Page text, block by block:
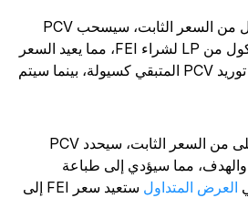
عندما يكون سعر FEI أقل من السعر الثابت، سيسحب PCV
99% من سيولة البروتوكول من LP لشراء FEI، مما يعيد السعر
إلى مستوى ثابت. سيُعاد توريد PCV المتبقي كسيولة، بينما سيتم
عندما يكون سعر FEI أعلى من السعر الثابت، سيحدد PCV
مما سيؤدي إلى طباعة
المتداول
ستعيد سعر FEI إلى